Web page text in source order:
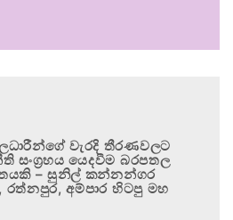
වැරදි තීරණවලට
සංග්‍රහය යෙදවීම බරපතල
– සුනිල් කන්නන්ගර
අම්පාර හිටපු මහ